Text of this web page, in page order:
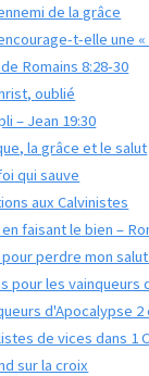
de la grâce
t-elle une «
Romains 8:28-30
oublié
– Jean 19:30
la grâce et le salut
qui sauve
aux Calvinistes
faisant le bien –
perdre mon salut
pour les vainqueurs
d'Apocalypse 2
de vices dans 1
sur la croix